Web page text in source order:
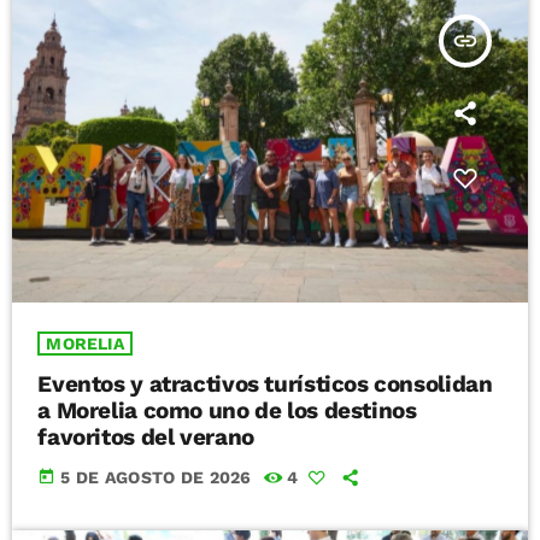
insert_link
MORELIA
Eventos y atractivos turísticos consolidan
a Morelia como uno de los destinos
favoritos del verano
today 5 DE AGOSTO DE 2026 4